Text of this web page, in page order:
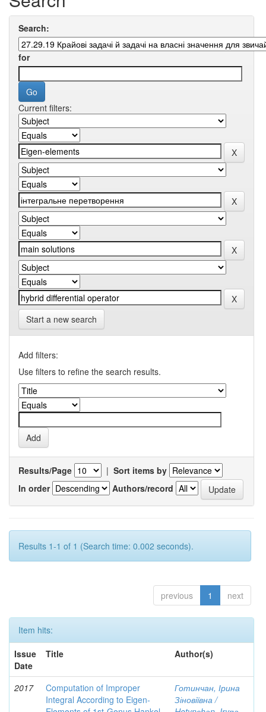
Search:
for
Current filters:
Start a new search
Add filters:
Use filters to refine the search results.
Results/Page | Sort items by
In order
Authors/record
Results 1-1 of 1 (Search time: 0.002 seconds).
previous 1 next
Item hits:
Issue
Date
Title Author(s)
2017
Computation of Improper
Integral According to Eigen-
Готинчан, Ірина
Зіновіївна /